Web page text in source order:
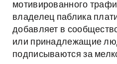
мотивированного
владелец паблика
добавляет в
или принадлежащие
подписываются за